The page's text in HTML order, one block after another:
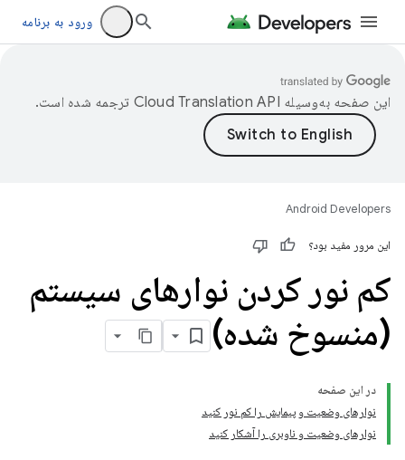
ورود به برنامه
این صفحه به‌وسیله ترجمه شده است.
Android Developers
این مرور مفید بود؟
کم نور کردن نوارهای سیستم
(منسوخ شده)
در این صفحه
نوارهای وضعیت و پیمایش را کم نور کنید
نوارهای وضعیت و ناوبری را آشکار کنید